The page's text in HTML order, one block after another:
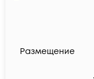
Размещение